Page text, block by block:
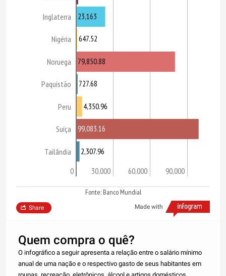
Inglaterra
Nigéria
Noruega
Paquistão
Peru
Suíça
Tailândia
0 30,000 60,000 90,000
23,163
647.52
79,850.88
727.68
4,350.96
99,083.16
2,307.96
Fonte: Banco Mundial
Made with
Share
Quem compra o quê?
O infográfico a seguir apresenta a relação entre o salário mínimo
anual de uma nação e o respectivo gasto de seus habitantes em